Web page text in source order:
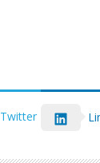
Twitter